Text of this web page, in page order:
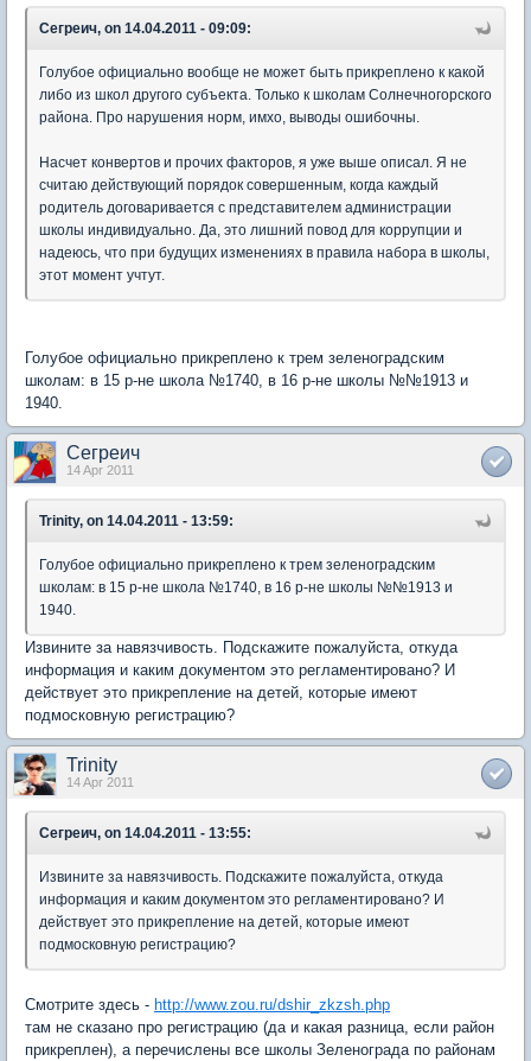
Сегреич, on 14.04.2011 - 09:09:
Голубое официально вообще не может быть прикреплено к какой
либо из школ другого субъекта. Только к школам Солнечногорского
района. Про нарушения норм, имхо, выводы ошибочны.
Насчет конвертов и прочих факторов, я уже выше описал. Я не
считаю действующий порядок совершенным, когда каждый
родитель договаривается с представителем администрации
школы индивидуально. Да, это лишний повод для коррупции и
надеюсь, что при будущих изменениях в правила набора в школы,
этот момент учтут.
Голубое официально прикреплено к трем зеленоградским
школам: в 15 р-не школа №1740, в 16 р-не школы №№1913 и
1940.
Сегреич
14 Apr 2011
Trinity, on 14.04.2011 - 13:59:
Голубое официально прикреплено к трем зеленоградским
школам: в 15 р-не школа №1740, в 16 р-не школы №№1913 и
1940.
Извините за навязчивость. Подскажите пожалуйста, откуда
информация и каким документом это регламентировано? И
действует это прикрепление на детей, которые имеют
подмосковную регистрацию?
Trinity
14 Apr 2011
Сегреич, on 14.04.2011 - 13:55:
Извините за навязчивость. Подскажите пожалуйста, откуда
информация и каким документом это регламентировано? И
действует это прикрепление на детей, которые имеют
подмосковную регистрацию?
Смотрите здесь - http://www.zou.ru/dshir_zkzsh.php
там не сказано про регистрацию (да и какая разница, если район
прикреплен), а перечислены все школы Зеленограда по районам